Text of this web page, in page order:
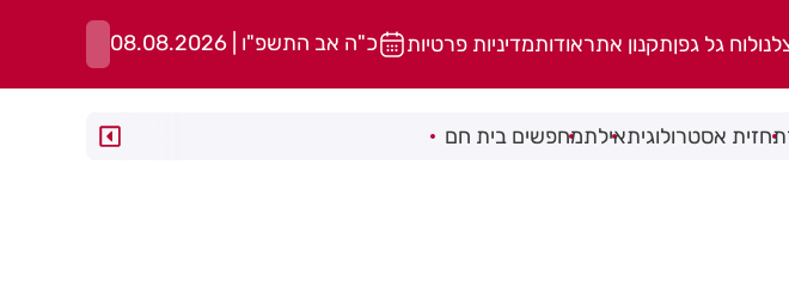
לוח גל גפןתקנון אתראודותמדיניות פרטיות כ"ה אב התשפ"ו | 08.08.2026
תחזית אסטרולוגיתאילתמחפשים בית חם